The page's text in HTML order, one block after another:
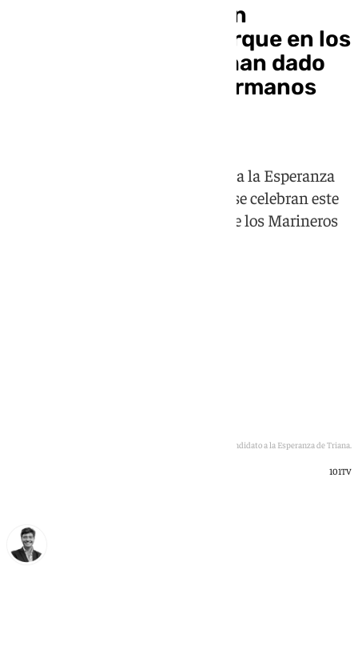
«Bajaremos la presión
económica actual porque en los
últimos dos años se han dado
de baja más de mil hermanos
101TV entrevista a los candidatos a la Esperanza
de Triana de unas elecciones que se celebran este
martes 30 de junio en la Capilla de los Marineros
Feliciano Fernández, candidato a la Esperanza de Triana.
101TV